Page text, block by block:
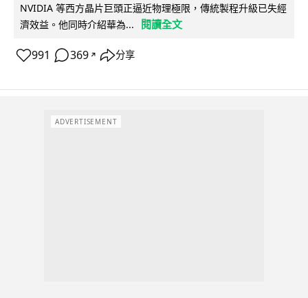
NVIDIA 等西方晶片巨頭正逼近物理極限，傳統製程升級已失經
濟效益。他同時介紹華為...
閱讀全文
991 369 ↗ 分享
ADVERTISEMENT